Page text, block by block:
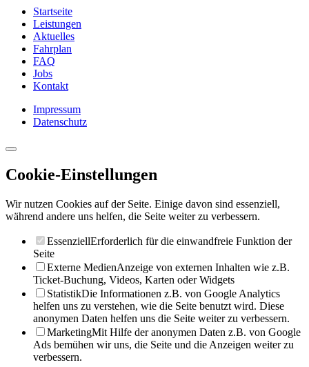
Startseite
Leistungen
Aktuelles
Fahrplan
FAQ
Jobs
Kontakt
Impressum
Datenschutz
Cookie-Einstellungen
Wir nutzen Cookies auf der Seite. Einige davon sind essenziell,
während andere uns helfen, die Seite weiter zu verbessern.
EssenziellErforderlich für die einwandfreie Funktion der
Seite
Externe MedienAnzeige von externen Inhalten wie z.B.
Ticket-Buchung, Videos, Karten oder Widgets
StatistikDie Informationen z.B. von Google Analytics
helfen uns zu verstehen, wie die Seite benutzt wird. Diese
anonymen Daten helfen uns die Seite weiter zu verbessern.
MarketingMit Hilfe der anonymen Daten z.B. von Google
Ads bemühen wir uns, die Seite und die Anzeigen weiter zu
verbessern.